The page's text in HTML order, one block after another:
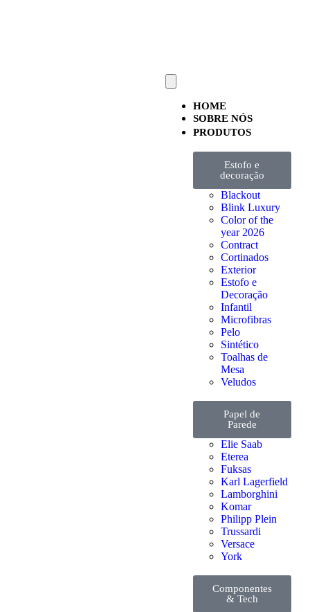
HOME
SOBRE NÓS
PRODUTOS
Estofo e
decoração
Blackout
Blink Luxury
Color of the
year 2026
Contract
Cortinados
Exterior
Estofo e
Decoração
Infantil
Microfibras
Pelo
Sintético
Toalhas de
Mesa
Veludos
Papel de
Parede
Elie Saab
Eterea
Fuksas
Karl Lagerfield
Lamborghini
Komar
Philipp Plein
Trussardi
Versace
York
Componentes
& Tech